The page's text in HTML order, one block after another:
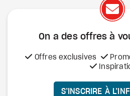
On a des offres à
Offres exclusives
S’INSCRIRE À